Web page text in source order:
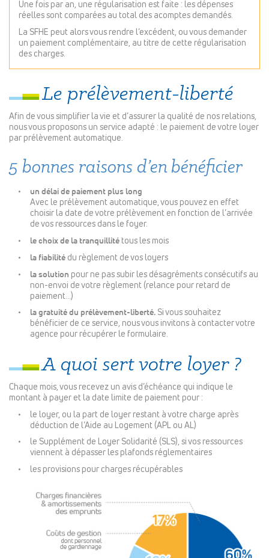
Une fois par an, une régularisation est faite : les dépenses
réelles sont comparées au total des acomptes demandés.
La SFHE peut alors vous rendre l’excédent, ou vous demander
un paiement complémentaire, au titre de cette régularisation
des charges.
Le prélèvement-liberté
Afin de vous simplifier la vie et d’assurer la qualité de nos relations,
nous vous proposons un service adapté : le paiement de votre loyer
par prélèvement automatique.
5 bonnes raisons d’en bénéficier
un délai de paiement plus long
Avec le prélèvement automatique, vous pouvez en effet
choisir la date de votre prélèvement en fonction de l’arrivée
de vos ressources dans le foyer.
le choix de la tranquillité tous les mois
la fiabilité du règlement de vos loyers
la solution pour ne pas subir les désagréments consécutifs au
non-envoi de votre règlement (relance pour retard de
paiement…)
la gratuité du prélèvement-liberté. Si vous souhaitez
bénéficier de ce service, nous vous invitons à contacter votre
agence pour récupérer le formulaire.
A quoi sert votre loyer ?
Chaque mois, vous recevez un avis d’échéance qui indique le
montant à payer et la date limite de paiement pour :
le loyer, ou la part de loyer restant à votre charge après
déduction de l’Aide au Logement (APL ou AL)
le Supplément de Loyer Solidarité (SLS), si vos ressources
viennent à dépasser les plafonds réglementaires
les provisions pour charges récupérables